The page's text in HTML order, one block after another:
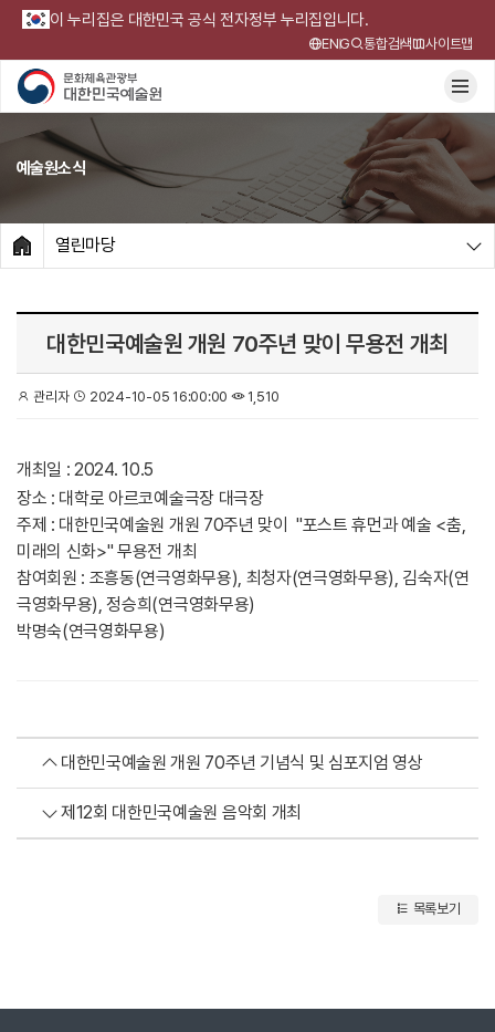
이 누리집은 대한민국 공식 전자정부 누리집입니다.
ENG 통합검색 사이트맵
예술원소식
HOME
열린마당
대한민국예술원 개원 70주년 맞이 무용전 개최
관리자 2024-10-05 16:00:00 1,510
개최일 : 2024. 10.5
장소 : 대학로 아르코예술극장 대극장
주제 : 대한민국예술원 개원 70주년 맞이 "포스트 휴먼과 예술 <춤,
미래의 신화>" 무용전 개최
참여회원 : 조흥동(연극영화무용), 최청자(연극영화무용), 김숙자(연
극영화무용), 정승희(연극영화무용)
박명숙(연극영화무용)
대한민국예술원 개원 70주년 기념식 및 심포지엄 영상
제12회 대한민국예술원 음악회 개최
목록보기